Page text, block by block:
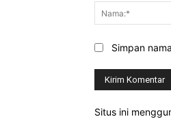
Simpan
Situs ini